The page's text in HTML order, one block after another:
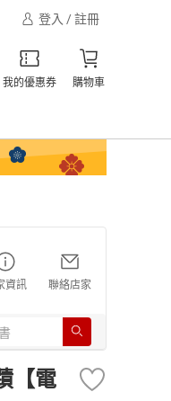
登入 / 註冊
我的優惠券 購物車
資訊 聯絡店家
【電